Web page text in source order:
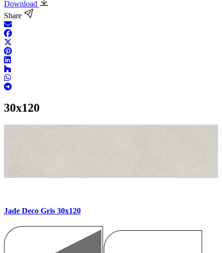
Download
Share
30x120
Jade Deco Gris 30x120